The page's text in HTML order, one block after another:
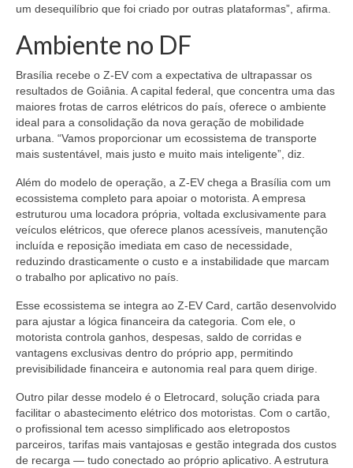
um desequilíbrio que foi criado por outras plataformas”, afirma.
Ambiente no DF
Brasília recebe o Z-EV com a expectativa de ultrapassar os
resultados de Goiânia. A capital federal, que concentra uma das
maiores frotas de carros elétricos do país, oferece o ambiente
ideal para a consolidação da nova geração de mobilidade
urbana. “Vamos proporcionar um ecossistema de transporte
mais sustentável, mais justo e muito mais inteligente”, diz.
Além do modelo de operação, a Z-EV chega a Brasília com um
ecossistema completo para apoiar o motorista. A empresa
estruturou uma locadora própria, voltada exclusivamente para
veículos elétricos, que oferece planos acessíveis, manutenção
incluída e reposição imediata em caso de necessidade,
reduzindo drasticamente o custo e a instabilidade que marcam
o trabalho por aplicativo no país.
Esse ecossistema se integra ao Z-EV Card, cartão desenvolvido
para ajustar a lógica financeira da categoria. Com ele, o
motorista controla ganhos, despesas, saldo de corridas e
vantagens exclusivas dentro do próprio app, permitindo
previsibilidade financeira e autonomia real para quem dirige.
Outro pilar desse modelo é o Eletrocard, solução criada para
facilitar o abastecimento elétrico dos motoristas. Com o cartão,
o profissional tem acesso simplificado aos eletropostos
parceiros, tarifas mais vantajosas e gestão integrada dos custos
de recarga — tudo conectado ao próprio aplicativo. A estrutura